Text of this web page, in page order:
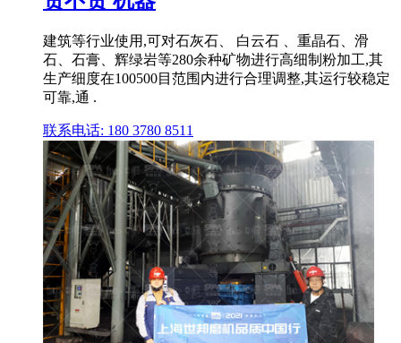
建筑等行业使用,可对石灰石、 白云石 、重晶石、滑
石、石膏、辉绿岩等280余种矿物进行高细制粉加工,其
生产细度在100500目范围内进行合理调整,其运行较稳定
可靠,通 .
联系电话: 180 3780 8511